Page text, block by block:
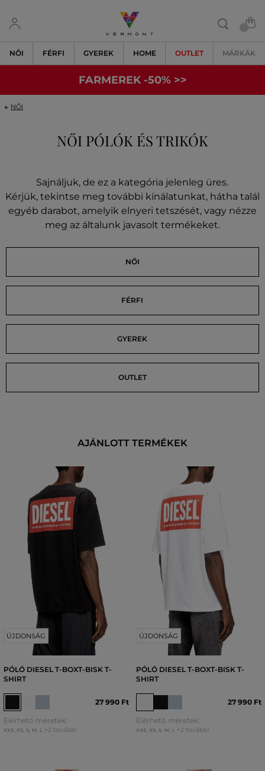
NŐI FÉRFI GYEREK HOME OUTLET MÁRKÁK
FARMEREK -50% >>
NŐI
NŐI PÓLÓK ÉS TRIKÓK
Sajnáljuk, de ez a kategória jelenleg üres.
Kérjük, tekintse meg további kínálatunkat, hátha talál
egyéb darabot, amelyik elnyeri tetszését, vagy nézze
meg az általunk javasolt termékeket.
NŐI
FÉRFI
GYEREK
OUTLET
AJÁNLOTT TERMÉKEK
ÚJDONSÁG
PÓLÓ DIESEL T-BOXT-BISK T-
SHIRT
27 990 Ft
Elérhető méretek:
XXS, XS, S, M L +2 további
ÚJDONSÁG
PÓLÓ DIESEL T-BOXT-BISK T-
SHIRT
27 990 Ft
Elérhető méretek:
XXS, XS, S, M L +2 további